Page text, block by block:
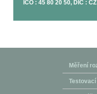
IČO : 45 80 20 50, DIČ :
Měření